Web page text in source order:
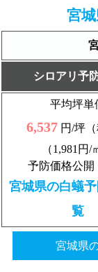
宮
シロアリ予
平均坪単
6,537円/坪（
（1,981円/
予防価格公開
宮城県の白蟻
覧
宮城県